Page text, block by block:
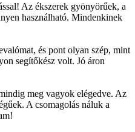
Az ékszerek gyönyörűek, a
használható. Mindenkinek
és pont olyan szép, mint
segítőkész volt. Jó áron
meg vagyok elégedve. Az
A csomagolás náluk a